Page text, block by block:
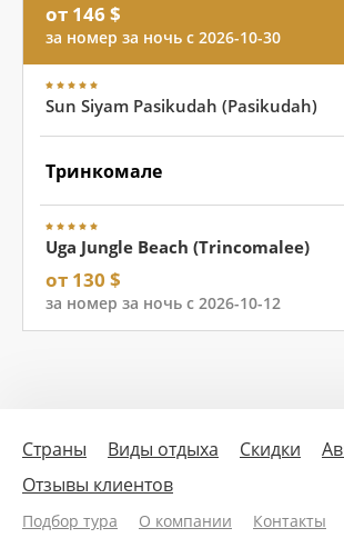
от 146 $
за номер за ночь с 2026-10-30
Sun Siyam Pasikudah (Pasikudah)
Тринкомале
Uga Jungle Beach (Trincomalee)
от 130 $
за номер за ночь с 2026-10-12
Страны Виды отдыха Скидки
Отзывы клиентов
Подбор тура О компании Контакты